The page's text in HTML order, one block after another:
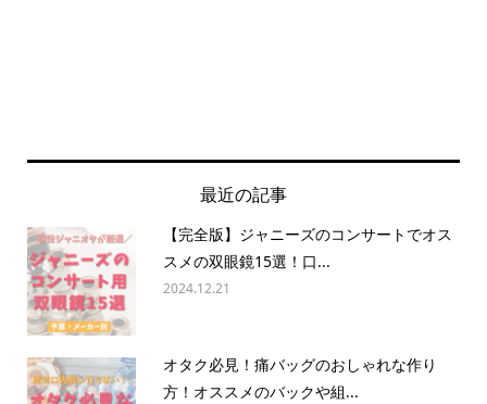
最近の記事
【完全版】ジャニーズのコンサートでオス
スメの双眼鏡15選！口...
2024.12.21
オタク必見！痛バッグのおしゃれな作り
方！オススメのバックや組...